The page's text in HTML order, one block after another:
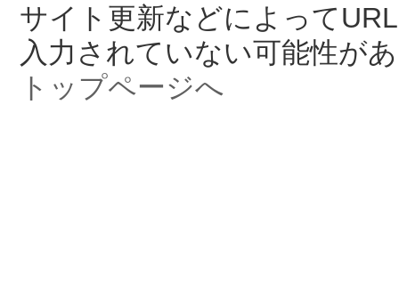
サイト更新などによって
入力されていない可能性が
トップページへ